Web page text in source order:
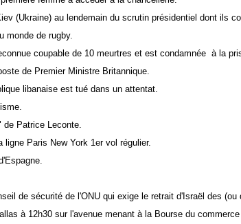
(Ukraine) au lendemain du scrutin présidentiel dont ils
monde de rugby.
coupable de 10 meurtres et est condamnée à la
de Premier Ministre Britannique.
libanaise est tué dans un attentat.
de Patrice Leconte.
Paris New York 1er vol régulier.
de sécurité de l'ONU qui exige le retrait d'Israël des
à 12h30 sur l'avenue menant à la Bourse du